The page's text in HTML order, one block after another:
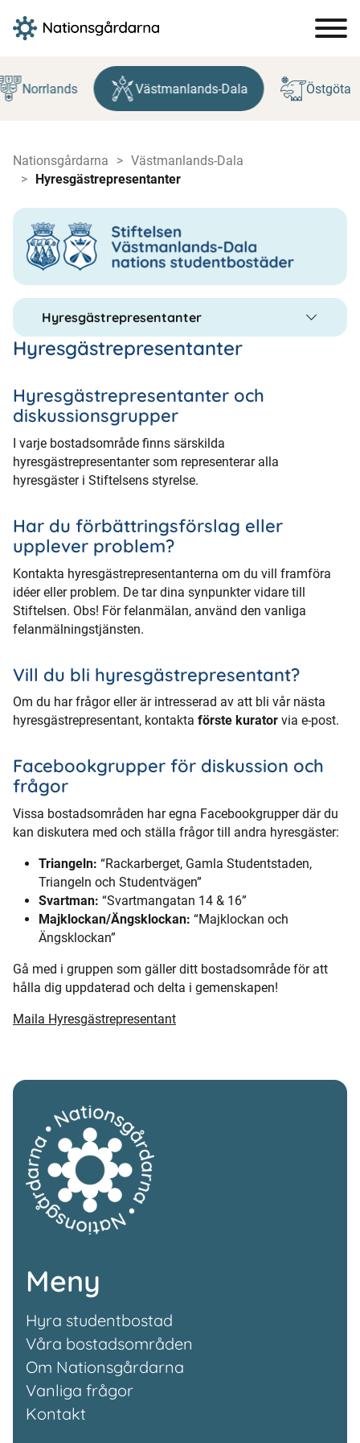
till
innehåll
Norrlands Västmanlands-Dala Östgöta
Nationsgårdarna
Västmanlands-Dala
Hyresgästrepresentanter
Hyresgästrepresentanter
Hyresgästrepresentanter
Hyresgästrepresentanter och
diskussionsgrupper
I varje bostadsområde finns särskilda
hyresgästrepresentanter som representerar alla
hyresgäster i Stiftelsens styrelse.
Har du förbättringsförslag eller
upplever problem?
Kontakta hyresgästrepresentanterna om du vill framföra
idéer eller problem. De tar dina synpunkter vidare till
Stiftelsen. Obs! För felanmälan, använd den vanliga
felanmälningstjänsten.
Vill du bli hyresgästrepresentant?
Om du har frågor eller är intresserad av att bli vår nästa
hyresgästrepresentant, kontakta förste kurator via e-post.
Facebookgrupper för diskussion och
frågor
Vissa bostadsområden har egna Facebookgrupper där du
kan diskutera med och ställa frågor till andra hyresgäster:
Triangeln: “Rackarberget, Gamla Studentstaden,
Triangeln och Studentvägen”
Svartman: “Svartmangatan 14 & 16”
Majklockan/Ängsklockan: “Majklockan och
Ängsklockan”
Gå med i gruppen som gäller ditt bostadsområde för att
hålla dig uppdaterad och delta i gemenskapen!
Maila Hyresgästrepresentant
Meny
Hyra studentbostad
Våra bostadsområden
Om Nationsgårdarna
Vanliga frågor
Kontakt